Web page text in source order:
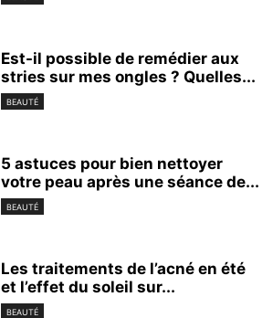
Est-il possible de remédier aux
stries sur mes ongles ? Quelles...
BEAUTÉ
5 astuces pour bien nettoyer
votre peau après une séance de...
BEAUTÉ
Les traitements de l’acné en été
et l’effet du soleil sur...
BEAUTÉ